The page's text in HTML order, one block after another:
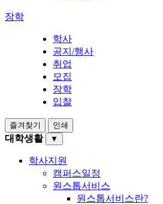
장학
학사
공지/행사
취업
모집
장학
입찰
즐겨찾기 인쇄
대학생활 ▼
학사지원
캠퍼스일정
원스톱서비스
원스톱서비스란?